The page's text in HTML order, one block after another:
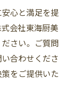
心と満足を提
会社東海厨美
さい。ご質問
合わせくださ
をご提供いた